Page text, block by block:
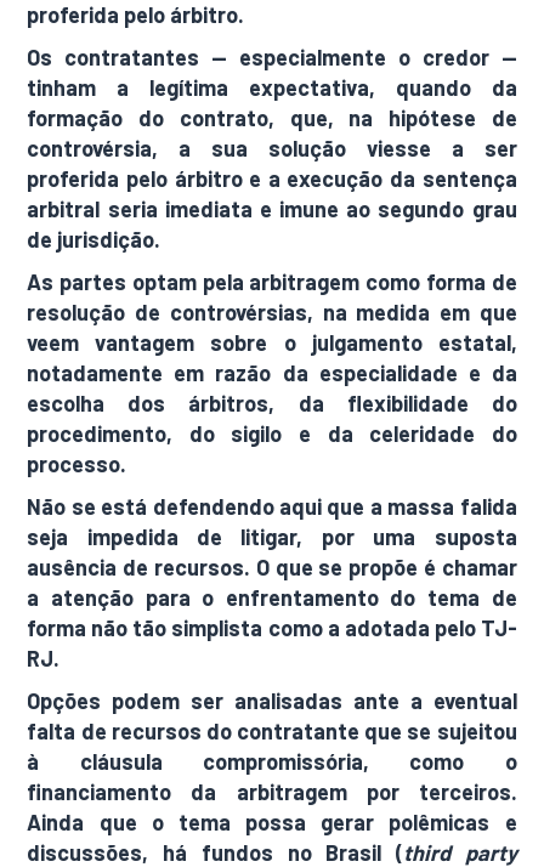
proferida pelo árbitro.
Os contratantes — especialmente o credor —
tinham a legítima expectativa, quando da
formação do contrato, que, na hipótese de
controvérsia, a sua solução viesse a ser
proferida pelo árbitro e a execução da sentença
arbitral seria imediata e imune ao segundo grau
de jurisdição.
As partes optam pela arbitragem como forma de
resolução de controvérsias, na medida em que
veem vantagem sobre o julgamento estatal,
notadamente em razão da especialidade e da
escolha dos árbitros, da flexibilidade do
procedimento, do sigilo e da celeridade do
processo.
Não se está defendendo aqui que a massa falida
seja impedida de litigar, por uma suposta
ausência de recursos. O que se propõe é chamar
a atenção para o enfrentamento do tema de
forma não tão simplista como a adotada pelo TJ-
RJ.
Opções podem ser analisadas ante a eventual
falta de recursos do contratante que se sujeitou
à cláusula compromissória, como o
financiamento da arbitragem por terceiros.
Ainda que o tema possa gerar polêmicas e
discussões, há fundos no Brasil (third party